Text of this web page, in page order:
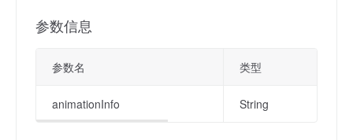
参数信息
参数名 类型
animationInfo String